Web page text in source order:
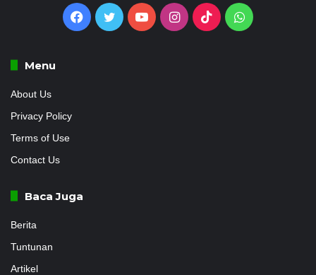
Facebook
Twitter YouTubeInstagram
TikTokWhatsApp
Menu
About Us
Privacy Policy
Terms of Use
Contact Us
Baca Juga
Berita
Tuntunan
Artikel